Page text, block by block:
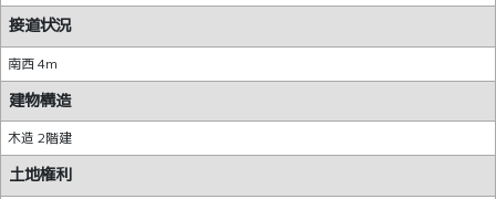
接道状況
南西 4m
建物構造
木造 2階建
土地権利